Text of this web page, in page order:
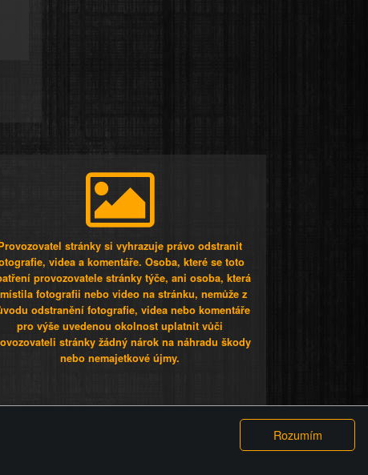
stránky si vyhrazuje právo odstranit
videa a komentáře. Osoba, které se toto
provozovatele stránky týče, ani osoba, která
fotografii nebo video na stránku, nemůže z
odstranění fotografie, videa nebo komentáře
pro výše uvedenou okolnost uplatnit vůči
stránky žádný nárok na náhradu škody
nebo nemajetkové újmy.